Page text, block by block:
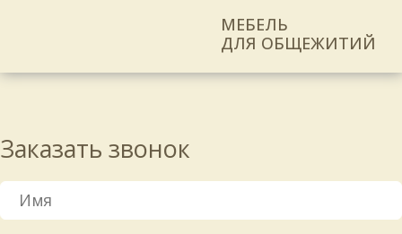
Заказать звонок
МЕБЕЛЬ
ДЛЯ ОБЩЕЖИТИЙ